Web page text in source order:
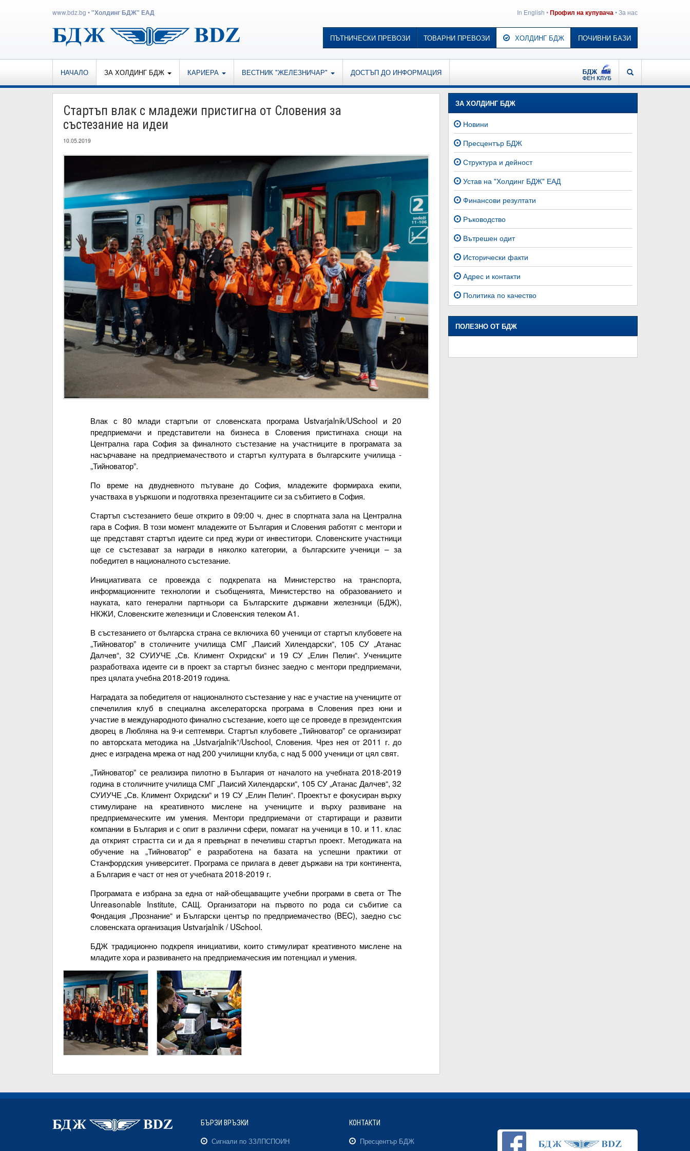
www.bdz.bg •"Холдинг БДЖ" ЕАД In English •Профил на купувача•За нас
ПЪТНИЧЕСКИ ПРЕВОЗИ ТОВАРНИ ПРЕВОЗИ ХОЛДИНГ БДЖ ПОЧИВНИ БАЗИ
НАЧАЛО ЗА ХОЛДИНГ БДЖ КАРИЕРА ВЕСТНИК "ЖЕЛЕЗНИЧАР" ДОСТЪП ДО ИНФОРМАЦИЯ ТЪРСЕНЕ
Стартъп влак с младежи пристигна от Словения за
състезание на идеи
10.05.2019
Влак с 80 млади стартъпи от словенската програма Ustvarjalnik/USchool и 20
предприемачи и представители на бизнеса в Словения пристигнаха снощи на
Централна гара София за финалното състезание на участниците в програмата за
насърчаване на предприемачеството и стартъп културата в българските училища -
„Тийноватор”.
По време на двудневното пътуване до София, младежите формираха екипи,
участваха в уъркшопи и подготвяха презентациите си за събитието в София.
Стартъп състезанието беше открито в 09:00 ч. днес в спортната зала на Централна
гара в София. В този момент младежите от България и Словения работят с ментори и
ще представят стартъп идеите си пред жури от инвеститори. Словенските участници
ще се състезават за награди в няколко категории, а българските ученици – за
победител в националното състезание.
Инициативата се провежда с подкрепата на Министерство на транспорта,
информационните технологии и съобщенията, Министерство на образованието и
науката, като генерални партньори са Българските държавни железници (БДЖ),
НКЖИ, Словенските железници и Словенския телеком А1.
В състезанието от българска страна се включиха 60 ученици от стартъп клубовете на
„Тийноватор” в столичните училища СМГ „Паисий Хилендарски“, 105 СУ „Атанас
Далчев“, 32 СУИУЧЕ „Св. Климент Охридски“ и 19 СУ „Елин Пелин“. Учениците
разработваха идеите си в проект за стартъп бизнес заедно с ментори предприемачи,
през цялата учебна 2018-2019 година.
Наградата за победителя от националното състезание у нас е участие на учениците от
спечелилия клуб в специална акселераторска програма в Словения през юни и
участие в международното финално състезание, което ще се проведе в президентския
дворец в Любляна на 9-и септември. Стартъп клубовете „Тийноватор” се организират
по авторската методика на „Ustvarjalnik“/Uschool, Словения. Чрез нея от 2011 г. до
днес е изградена мрежа от над 200 училищни клуба, с над 5 000 ученици от цял свят.
„Тийноватор” се реализира пилотно в България от началото на учебната 2018-2019
година в столичните училища СМГ „Паисий Хилендарски“, 105 СУ „Атанас Далчев“, 32
СУИУЧЕ „Св. Климент Охридски“ и 19 СУ „Елин Пелин“. Проектът е фокусиран върху
стимулиране на креативното мислене на учениците и върху развиване на
предприемаческите им умения. Ментори предприемачи от стартиращи и развити
компании в България и с опит в различни сфери, помагат на ученици в 10. и 11. клас
да открият страстта си и да я превърнат в печеливш стартъп проект. Методиката на
обучение на „Тийноватор” е разработена на базата на успешни практики от
Станфордския университет. Програма се прилага в девет държави на три континента,
а България е част от нея от учебната 2018-2019 г.
Програмата е избрана за една от най-обещаващите учебни програми в света от The
Unreasonable Institute, САЩ. Организатори на първото по рода си събитие са
Фондация „Прознание“ и Български център по предприемачество (BEC), заедно със
словенската организация Ustvarjalnik / USchool.
БДЖ традиционно подкрепя инициативи, които стимулират креативното мислене на
младите хора и развиването на предприемаческия им потенциал и умения.
ЗА ХОЛДИНГ БДЖ
Новини
Пресцентър БДЖ
Структура и дейност
Устав на "Холдинг БДЖ" ЕАД
Финансови резултати
Ръководство
Вътрешен одит
Исторически факти
Адрес и контакти
Политика по качество
ПОЛЕЗНО ОТ БДЖ
БЪРЗИ ВРЪЗКИ
Сигнали по ЗЗЛПСПОИН
КОНТАКТИ
Пресцентър БДЖ